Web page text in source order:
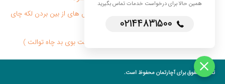
لکه چای روی لباس را چگونه پاک کنیم؟ ( ✔ روش های از بین بردن لکه چای
روی لباس )
روش های رفع بوی بد توالت ایرانی + فرنگی ( علت بوی بد چاه توالت )
تمامی حقوق برای آچارتمان محفوظ است.
همین حالا برای درخواست خدمات تماس بگیرید
02144831500